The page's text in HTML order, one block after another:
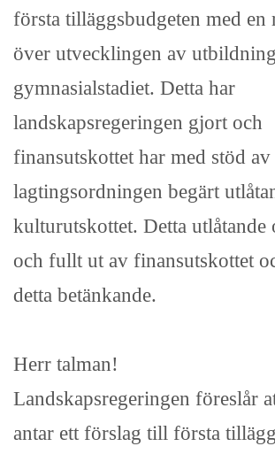
första tilläggsbudgeten med en
över utvecklingen av
gymnasialstadiet. Detta har
landskapsregeringen gjort och
finansutskottet har med stöd
lagtingsordningen begärt
kulturutskottet. Detta utlåtande
och fullt ut av finansutskottet
detta betänkande.
Herr talman!
Landskapsregeringen föreslår
antar ett förslag till första